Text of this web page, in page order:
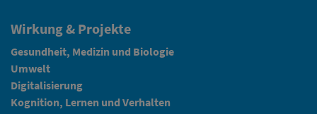
Wirkung & Projekte
Gesundheit, Medizin und Biologie
Umwelt
Digitalisierung
Kognition, Lernen und Verhalten